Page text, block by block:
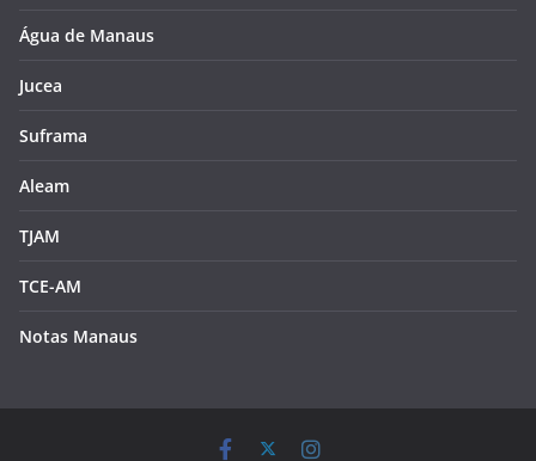
Água de Manaus
Jucea
Suframa
Aleam
TJAM
TCE-AM
Notas Manaus